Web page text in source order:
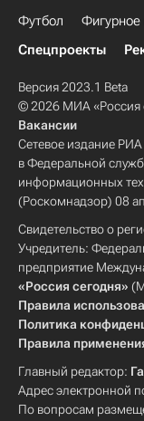
Футбол Фигурное
Спецпроекты
Версия 2023.1 Beta
© 2026 МИА «Россия
Вакансии
Сетевое издание
в Федеральной
информационных
(Роскомнадзор) 08
Свидетельство о
Учредитель:
предприятие
«Россия сегодня»
Правила
Политика
Правила
Главный редактор:
Адрес электронной
По вопросам